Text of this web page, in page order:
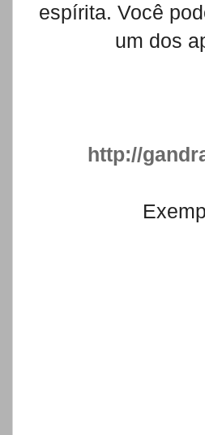
espírita. Você
um dos
http://